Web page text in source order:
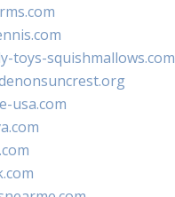
toys-squishmallows.com
usa.com